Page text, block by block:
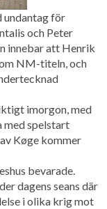
undantag för
och Peter
innebar att Henrik
NM-titeln, och
imorgon, med
med spelstart
Køge kommer
bevarade.
dagens seans där
i olika krig mot